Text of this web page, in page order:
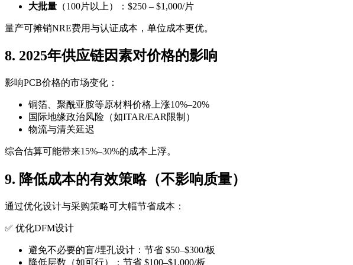
大批量 （100片以上）：$250 – $1,000/片
量产可摊销NRE费用与认证成本，单位成本更优。
8. 2025年供应链因素对价格的影响
影响PCB价格的市场变化：
铜箔、聚酰亚胺等原材料价格上涨10%–20%
国际地缘政治风险（如ITAR/EAR限制）
物流与清关延迟
综合估算可能带来15%–30%的成本上浮。
9. 降低成本的有效策略（不影响质量）
通过优化设计与采购策略可大幅节省成本：
✅ 优化DFM设计
避免不必要的盲/埋孔设计：节省 $50–$300/板
降低层数（如可行）：节省 $100–$1,000/板